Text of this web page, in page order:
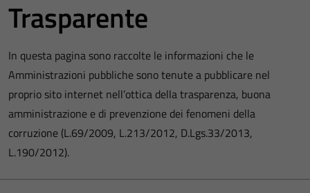
Trasparente
In questa pagina sono raccolte le informazioni che le
Amministrazioni pubbliche sono tenute a pubblicare nel
proprio sito internet nell’ottica della trasparenza, buona
amministrazione e di prevenzione dei fenomeni della
corruzione (L.69/2009, L.213/2012, D.Lgs.33/2013,
L.190/2012).